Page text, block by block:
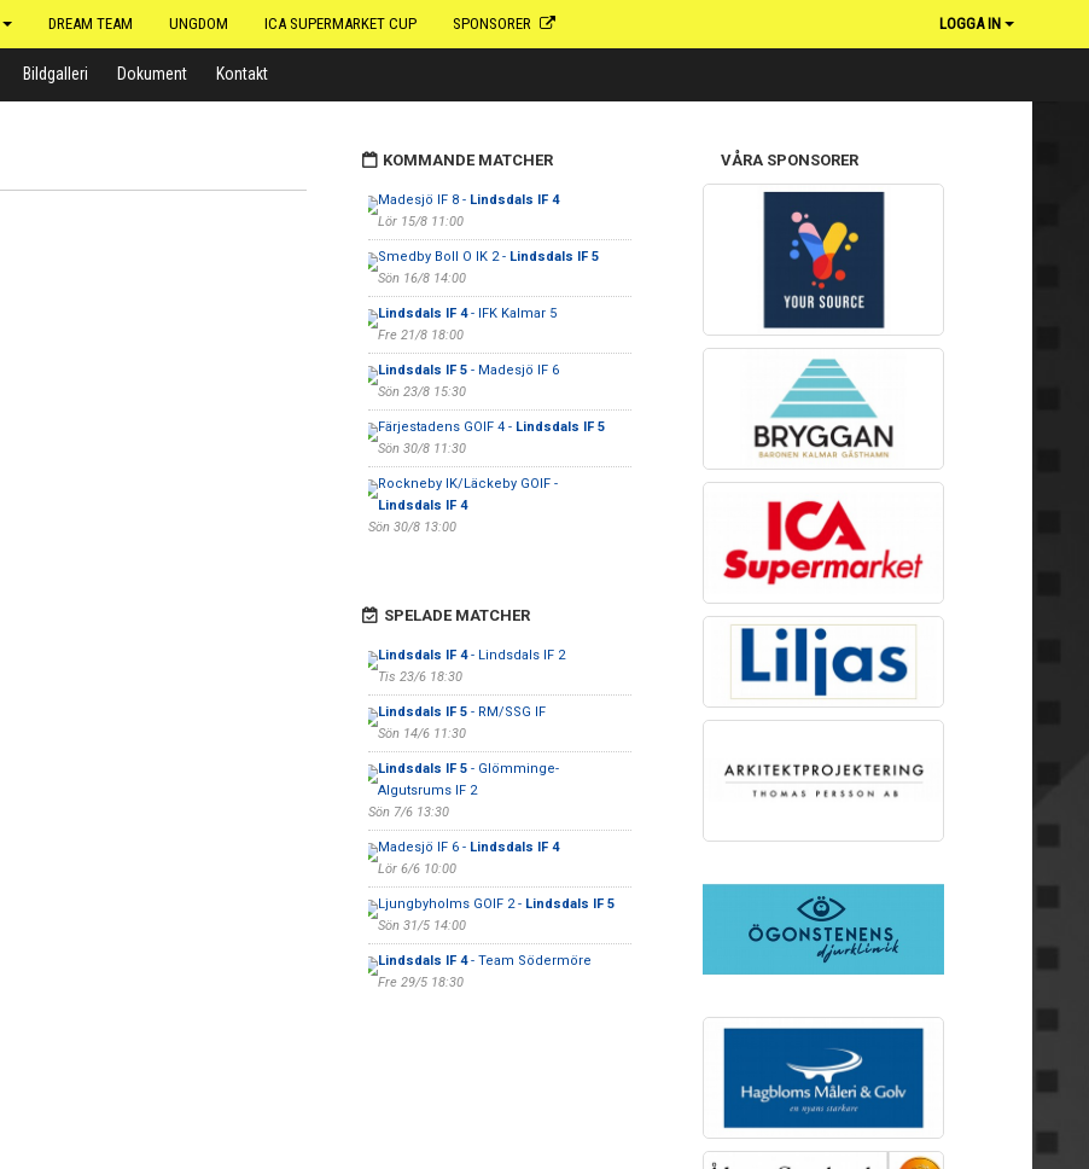
DREAM TEAM UNGDOM ICA SUPERMARKET CUP SPONSORER LOGGA IN
Bildgalleri Dokument Kontakt
KOMMANDE MATCHER
Madesjö IF 8 - Lindsdals IF 4
Lör 15/8 11:00
Smedby Boll O IK 2 - Lindsdals IF 5
Sön 16/8 14:00
Lindsdals IF 4- IFK Kalmar 5
Fre 21/8 18:00
Lindsdals IF 5- Madesjö IF 6
Sön 23/8 15:30
Färjestadens GOIF 4 - Lindsdals IF 5
Sön 30/8 11:30
Rockneby IK/Läckeby GOIF -
Lindsdals IF 4
Sön 30/8 13:00
SPELADE MATCHER
Lindsdals IF 4- Lindsdals IF 2
Tis 23/6 18:30
Lindsdals IF 5- RM/SSG IF
Sön 14/6 11:30
Lindsdals IF 5- Glömminge-
Algutsrums IF 2
Sön 7/6 13:30
Madesjö IF 6 - Lindsdals IF 4
Lör 6/6 10:00
Ljungbyholms GOIF 2 - Lindsdals IF 5
Sön 31/5 14:00
Lindsdals IF 4- Team Södermöre
Fre 29/5 18:30
VÅRA SPONSORER